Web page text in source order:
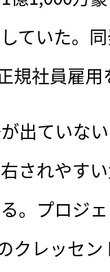
ていた。
規社員雇用
出ていな
されやす
。プロジ
クレッセ